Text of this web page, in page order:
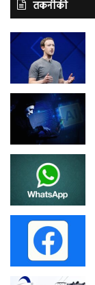
तकनीकी